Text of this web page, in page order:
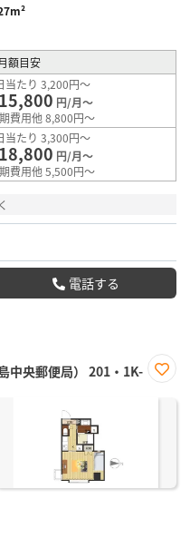
額目安
当たり 3,200円～
円/月～
費用他 8,800円～
当たり 3,300円～
円/月～
費用他 5,500円～
電話する
中央郵便局） 201・1K-
に入